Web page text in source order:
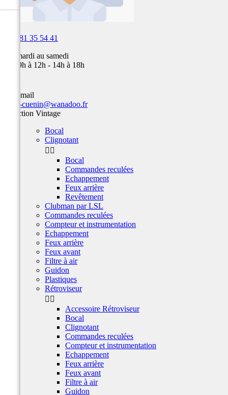
03 81 35 54 41
Du mardi au samedi
de 09h à 12h - 14h à 18h
Par email
team-cuenin@wanadoo.fr
Sélection Vintage
Bocal
Clignotant
 
Bocal
Commandes reculées
Echappement
Feux arrière
Revêtement
Clubman par LSL
Commandes reculées
Compteur et instrumentation
Echappement
Feux arrière
Feux avant
Filtre à air
Guidon
Plastiques
Rétroviseur
 
Accessoire Rétroviseur
Bocal
Clignotant
Commandes reculées
Compteur et instrumentation
Echappement
Feux arrière
Feux avant
Filtre à air
Guidon